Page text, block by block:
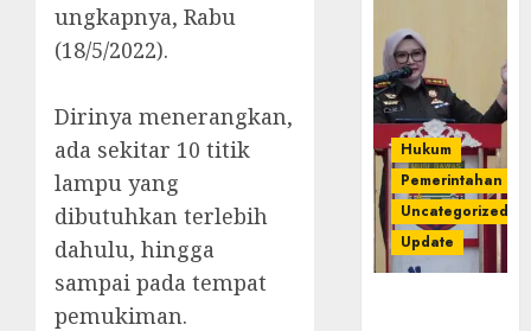
ungkapnya, Rabu
(18/5/2022).
Dirinya menerangkan,
ada sekitar 10 titik
lampu yang
dibutuhkan terlebih
dahulu, hingga
sampai pada tempat
pemukiman.
Hukum
Pemerintahan
Uncategorized
Update